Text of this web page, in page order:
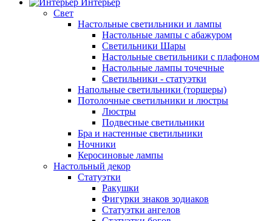
Интерьер
Свет
Настольные светильники и лампы
Настольные лампы с абажуром
Светильники Шары
Настольные светильники с плафоном
Настольные лампы точечные
Светильники - статуэтки
Напольные светильники (торшеры)
Потолочные светильники и люстры
Люстры
Подвесные светильники
Бра и настенные светильники
Ночники
Керосиновые лампы
Настольный декор
Статуэтки
Ракушки
Фигурки знаков зодиаков
Статуэтки ангелов